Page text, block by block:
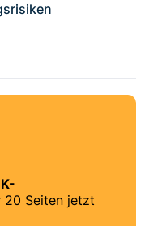
20 Seiten jetzt